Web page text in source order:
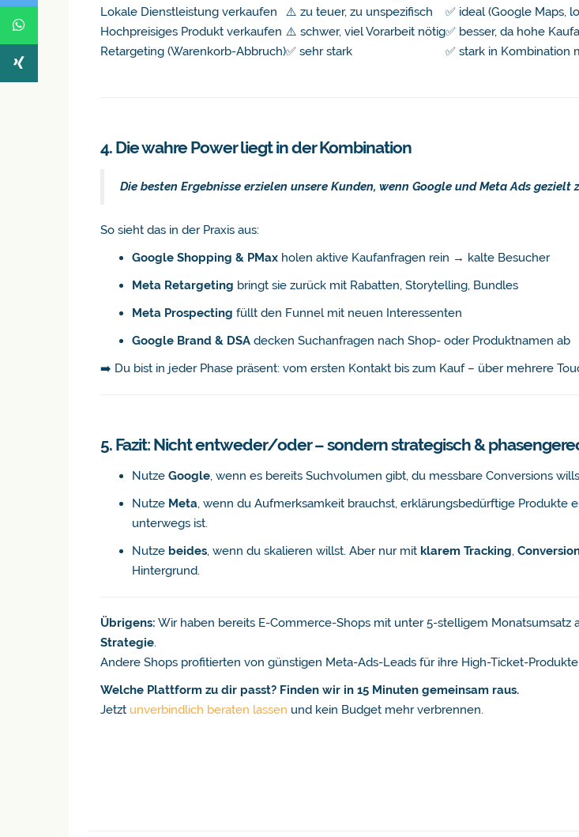
Lokale Dienstleistung verkaufen
⚠️ zu teuer, zu unspezifisch
✅ ideal (Google Maps,
Hochpreisiges Produkt verkaufen ⚠️ schwer, viel Vorarbeit nötig✅ besser, da hohe
Retargeting (Warenkorb-Abbruch)✅ sehr stark ✅ stark in Kombination
4. Die wahre Power liegt in der Kombination
Die besten Ergebnisse erzielen unsere Kunden, wenn Google und Meta Ads gezielt
So sieht das in der Praxis aus:
Google Shopping & PMax holen aktive Kaufanfragen rein → kalte Besucher
Meta Retargeting bringt sie zurück mit Rabatten, Storytelling, Bundles
Meta Prospecting füllt den Funnel mit neuen Interessenten
Google Brand & DSA decken Suchanfragen nach Shop- oder Produktnamen ab
➡️ Du bist in jeder Phase präsent: vom ersten Kontakt bis zum Kauf – über mehrere
5. Fazit: Nicht entweder/oder – sondern strategisch &
Nutze Google, wenn es bereits Suchvolumen gibt, du messbare Conversions
Nutze Meta, wenn du Aufmerksamkeit brauchst, erklärungsbedürftige
unterwegs ist.
Nutze beides, wenn du skalieren willst. Aber nur mit klarem Tracking,
Hintergrund.
Übrigens: Wir haben bereits E-Commerce-Shops mit unter 5-stelligem Monatsumsatz
Strategie.
Andere Shops profitierten von günstigen Meta-Ads-Leads für ihre High-Ticket-
Welche Plattform zu dir passt? Finden wir in 15 Minuten gemeinsam raus.
Jetzt unverbindlich beraten lassen und kein Budget mehr verbrennen.